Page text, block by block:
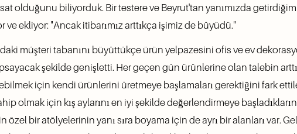
olduğunu biliyorduk. Bir testere ve Beyrut'tan yanımızda
ve ekliyor: "Ancak itibarımız arttıkça işimiz de büyüdü."
müşteri tabanını büyüttükçe ürün yelpazesini ofis ve ev
şekilde genişletti. Her geçen gün ürünlerine olan talebin
için kendi ürünlerini üretmeye başlamaları gerektiğini fark
olmak için kış aylarını en iyi şekilde değerlendirmeye
özel bir atölyelerinin yanı sıra boyama için de ayrı bir alanları var.